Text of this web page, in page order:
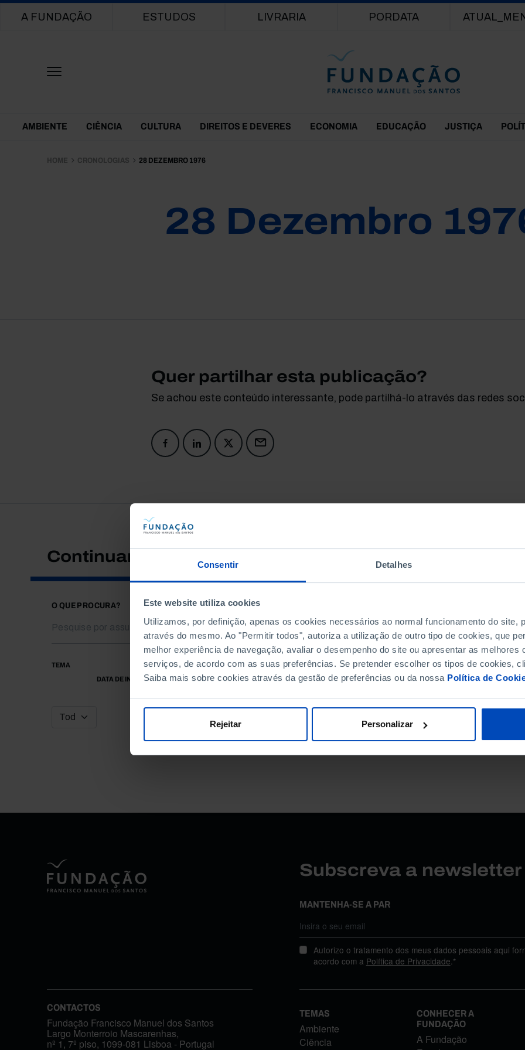
Consentir Detalhes
Este website utiliza cookies
Utilizamos, por definição, apenas os cookies necessários ao normal funcionamento do site,
através do mesmo. Ao "Permitir todos", autoriza a utilização de outro tipo de cookies, que
melhor experiência de navegação, avaliar o desempenho do site ou apresentar as melhores
serviços, de acordo com as suas preferências. Se pretender escolher os tipos de cookies,
Saiba mais sobre cookies através da gestão de preferências ou da nossa Política de
Rejeitar Personalizar
Main navigation
A FUNDAÇÃO ESTUDOS LIVRARIA PORDATA
Themes Menu
AMBIENTE CIÊNCIA CULTURA DIREITOS E DEVERES ECONOMIA EDUCAÇÃO JUSTIÇA
HOME CRONOLOGIAS 28 DEZEMBRO 1976
28 Dezembro
Quer partilhar esta publicação?
Se achou este conteúdo interessante, pode partilhá-lo através das redes
Continuar a pesquisar
O QUE PROCURA?
TEMA
DATA DE INÍCIO
DATA DE FIM
Subscreva a
MANTENHA-SE A PAR
Autorizo o tratamento dos meus dados pessoais aqui
acordo com a Política de Privacidade.*
CONTACTOS
Fundação Francisco Manuel dos Santos
Largo Monterroio Mascarenhas,
nº 1, 7º piso, 1099-081 Lisboa - Portugal
TEMAS
Ambiente
Ciência
CONHECER A
FUNDAÇÃO
A Fundação